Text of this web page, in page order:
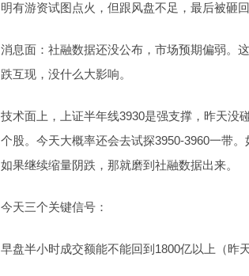
明有游资试图点火，但跟风盘不足，最后被砸
消息面：社融数据还没公布，市场预期偏弱。
跌互现，没什么大影响。
技术面上，上证半年线3930是强支撑，昨天没
个股。今天大概率还会去试探3950-3960一带
如果继续缩量阴跌，那就磨到社融数据出来。
今天三个关键信号：
早盘半小时成交额能不能回到1800亿以上（昨